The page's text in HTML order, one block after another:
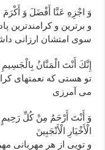
وَ اجْزِهِ عَنَّا أَفْضَلَ وَ أَكْرَمَ
و برترين و كرامندترين
سوى امتشان ارزانى
إِنَّكَ أَنْتَ الْمَنَّانُ بِالْجَسِيمِ
تو هستى كه نعمتهاى
مى ‏آمرزى‏
وَ أَنْتَ أَرْحَمُ مِنْ كُلِّ
الْأَخْيَارِ الْأَنْجَبِينَ‏
و تويى از هر مهربانى